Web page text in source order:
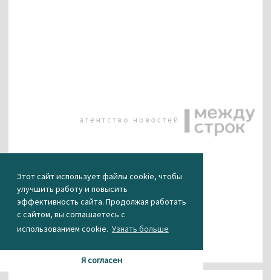
Этот сайт использует файлы cookie, чтобы
улучшить работу и повысить
эффективность сайта. Продолжая работать
с сайтом, вы соглашаетесь с
использованием cookie. Узнать больше
Я согласен
КАК ВАМ НОВОСТЬ?
0 0 2 0 0